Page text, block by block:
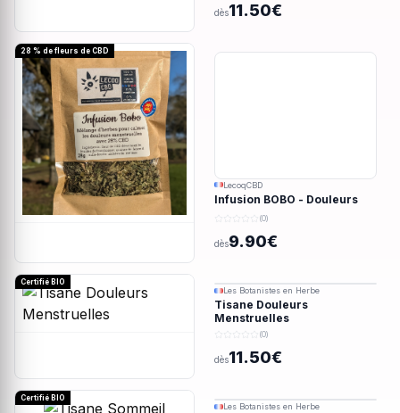
dès11.50€
28 % de fleurs de CBD
LecoqCBD
Infusion BOBO - Douleurs
menstruelles - 28g
(0)
dès9.90€
Certifié BIO
Les Botanistes en Herbe
Tisane Douleurs
Menstruelles
(0)
dès11.50€
Certifié BIO
Les Botanistes en Herbe